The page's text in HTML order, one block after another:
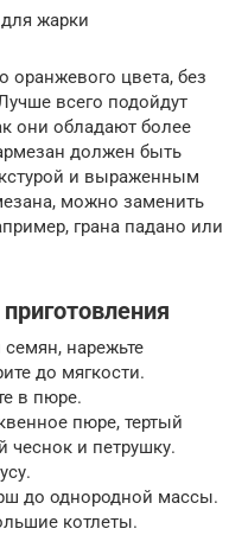
жарки
оранжевого цвета, без
всего подойдут
они обладают более
должен быть
и выраженным
можно заменить
грана падано или
нарежьте
до мягкости.
в пюре.
пюре, тертый
чеснок и петрушку.
до однородной массы.
котлеты.